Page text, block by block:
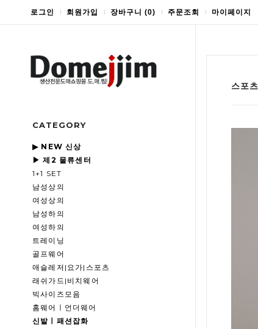
로그인 회원가입 장바구니 (0) 주문조회 마이페이지
CATEGORY
▶ NEW 신상
▶ 제2 물류센터
1+1 SET
남성상의
여성상의
남성하의
여성하의
트레이닝
골프웨어
애슬레저|요가|스포츠
래쉬가드|비치웨어
빅사이즈모음
홈웨어ㅣ언더웨어
신발ㅣ패션잡화
스포